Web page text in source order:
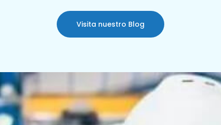
Visita nuestro Blog